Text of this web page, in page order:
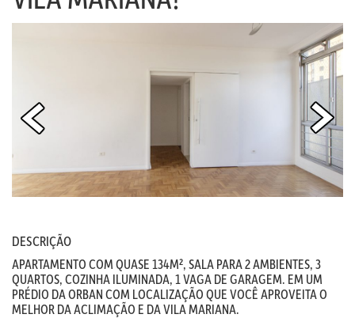
DESCRIÇÃO
APARTAMENTO COM QUASE 134M², SALA PARA 2 AMBIENTES, 3
QUARTOS, COZINHA ILUMINADA, 1 VAGA DE GARAGEM. EM UM
PRÉDIO DA ORBAN COM LOCALIZAÇÃO QUE VOCÊ APROVEITA O
MELHOR DA ACLIMAÇÃO E DA VILA MARIANA.